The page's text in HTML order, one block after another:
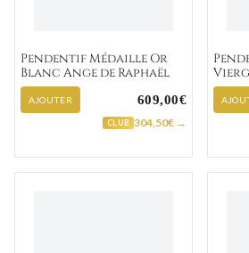
Pendentif Médaille Or
Blanc Ange de Raphaël
AJOUTER 609,00€
CLUB 304,50€ →